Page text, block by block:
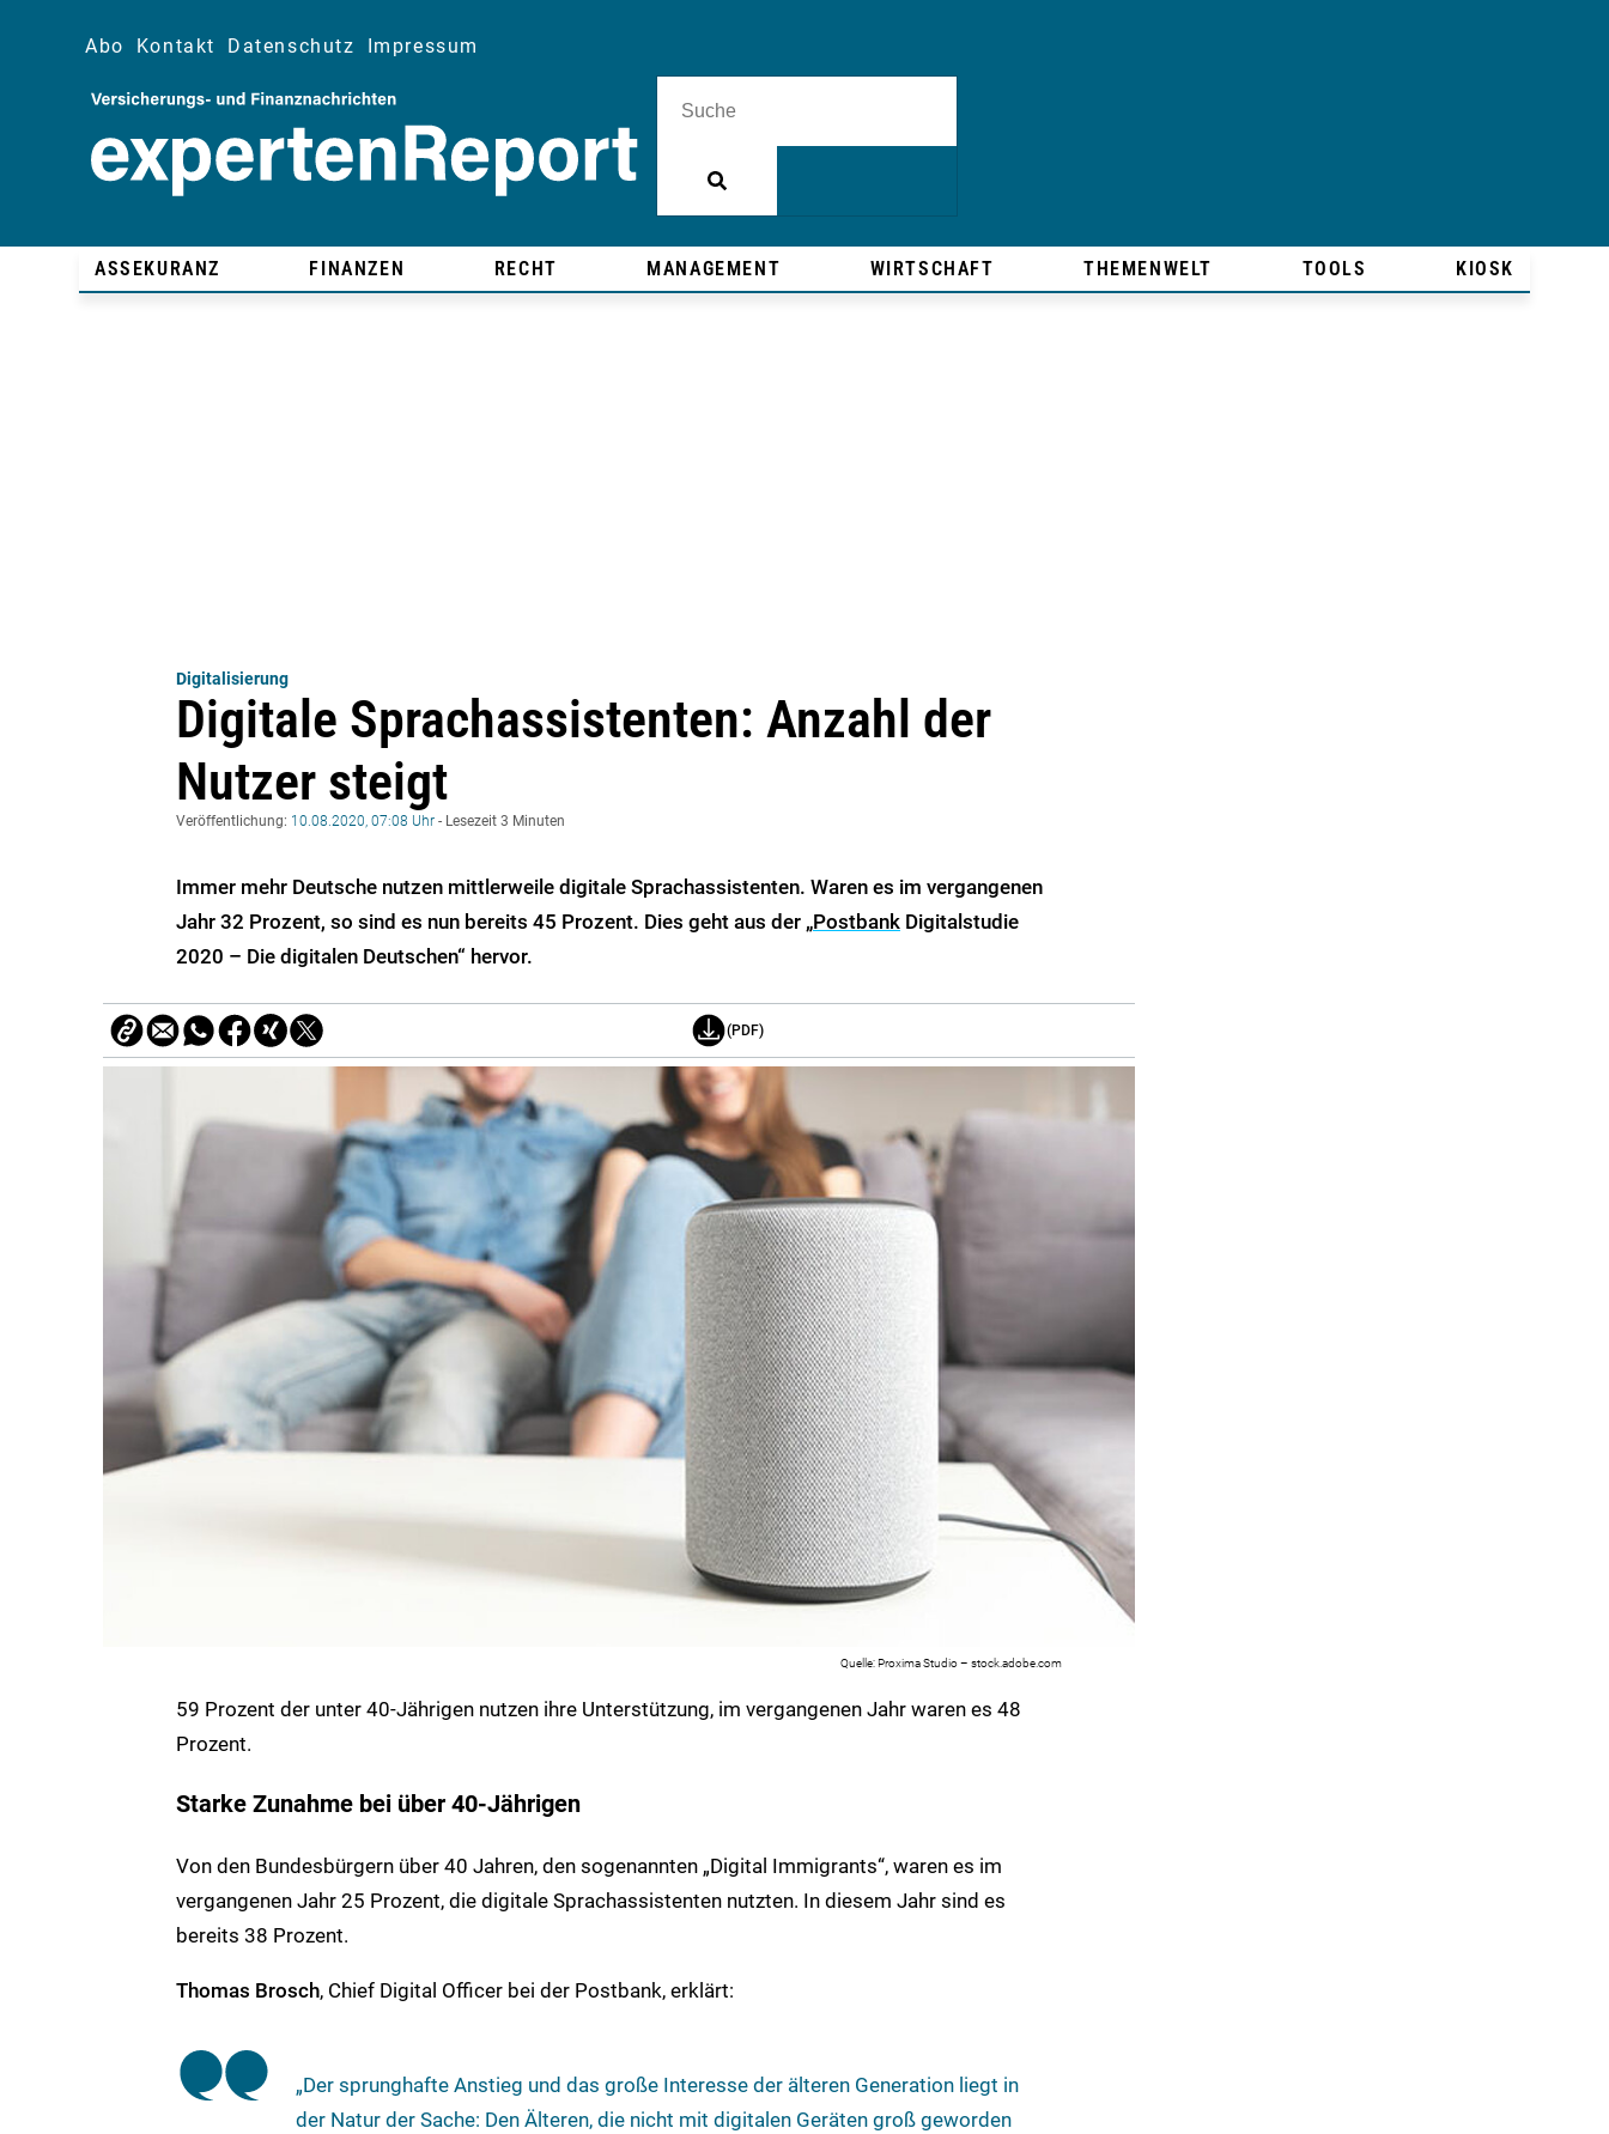
Abo Kontakt Datenschutz Impressum
ASSEKURANZ FINANZEN RECHT MANAGEMENT WIRTSCHAFT THEMENWELT TOOLS KIOSK
Digitalisierung
Digitale Sprachassistenten: Anzahl der
Nutzer steigt
Veröffentlichung: 10.08.2020, 07:08 Uhr - Lesezeit 3 Minuten
Immer mehr Deutsche nutzen mittlerweile digitale Sprachassistenten. Waren es im vergangenen
Jahr 32 Prozent, so sind es nun bereits 45 Prozent. Dies geht aus der „Postbank Digitalstudie
2020 – Die digitalen Deutschen“ hervor.
(PDF)
Proxima Studio – stock.adobe.com
59 Prozent der unter 40-Jährigen nutzen ihre Unterstützung, im vergangenen Jahr waren es 48
Prozent.
Starke Zunahme bei über 40-Jährigen
Von den Bundesbürgern über 40 Jahren, den sogenannten „Digital Immigrants“, waren es im
vergangenen Jahr 25 Prozent, die digitale Sprachassistenten nutzten. In diesem Jahr sind es
bereits 38 Prozent.
Thomas Brosch, Chief Digital Officer bei der Postbank, erklärt:
„Der sprunghafte Anstieg und das große Interesse der älteren Generation liegt in
der Natur der Sache: Den Älteren, die nicht mit digitalen Geräten groß geworden